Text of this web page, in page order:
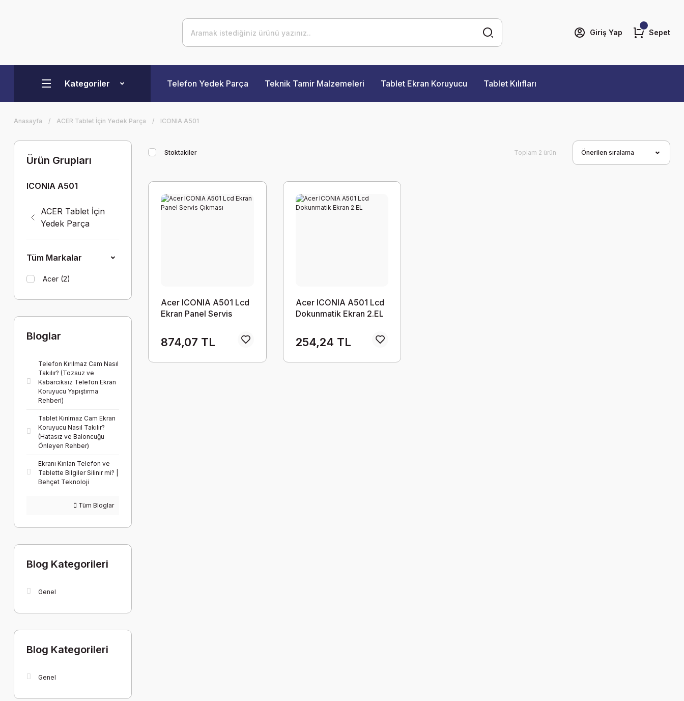
Giriş Yap Sepet
Kategoriler Telefon Yedek Parça Teknik Tamir Malzemeleri Tablet Ekran Koruyucu Tablet Kılıfları
Anasayfa ACER Tablet İçin Yedek Parça ICONIA A501
Ürün Grupları
ICONIA A501
ACER Tablet İçin
Yedek Parça
Tüm Markalar
Acer (2)
Bloglar
Telefon Kırılmaz Cam Nasıl
Takılır? (Tozsuz ve
Kabarcıksız Telefon Ekran
Koruyucu Yapıştırma
Rehberi)
Tablet Kırılmaz Cam Ekran
Koruyucu Nasıl Takılır?
(Hatasız ve Baloncuğu
Önleyen Rehber)
Ekranı Kırılan Telefon ve
Tablette Bilgiler Silinir mi? |
Behçet Teknoloji
Tüm Bloglar
Blog Kategorileri
Genel
Blog Kategorileri
Genel
Stoktakiler Toplam 2 ürün
Acer ICONIA A501 Lcd
Ekran Panel Servis
874,07 TL
Acer ICONIA A501 Lcd
Dokunmatik Ekran 2.EL
254,24 TL